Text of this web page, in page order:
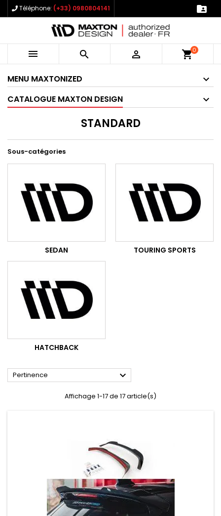
Téléphone: (+33) 0980804141 
   shopping_cart0
MENU MAXTONIZED
CATALOGUE MAXTON DESIGN
STANDARD
Sous-catégories
SEDAN TOURING SPORTS
HATCHBACK
Pertinence 
Affichage 1-17 de 17 article(s)